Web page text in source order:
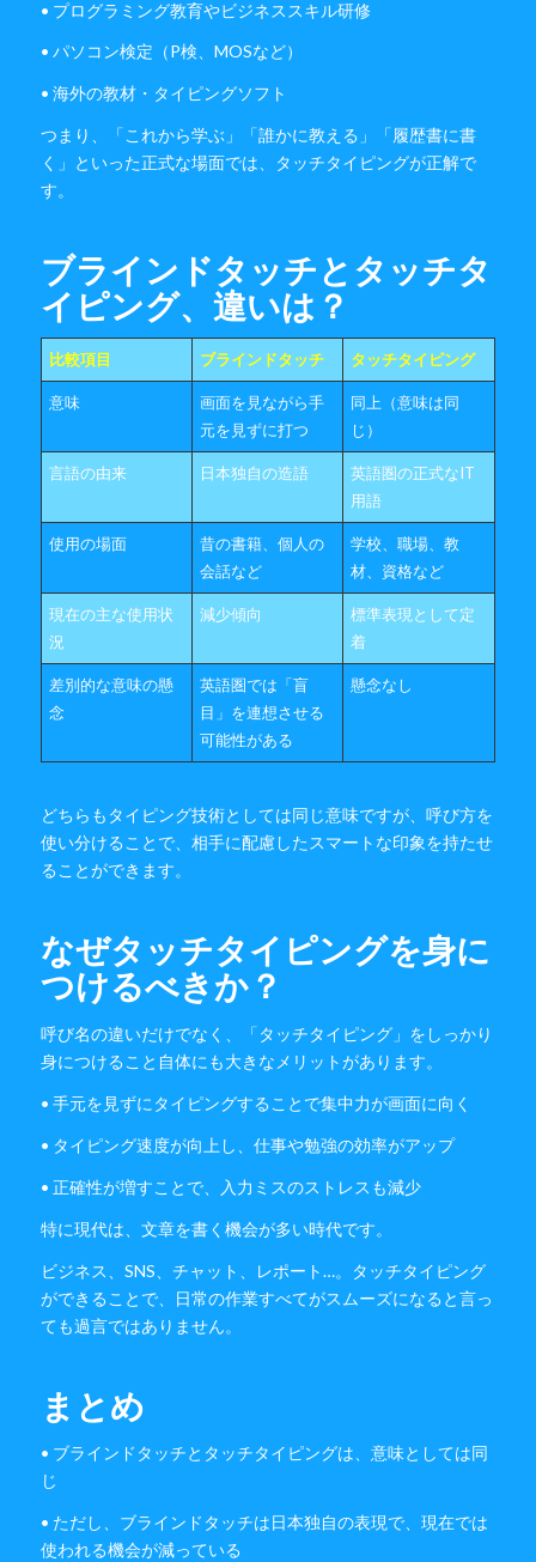
• プログラミング教育やビジネススキル研修
• パソコン検定（P検、MOSなど）
• 海外の教材・タイピングソフト
つまり、「これから学ぶ」「誰かに教える」「履歴書に書
く」といった正式な場面では、タッチタイピングが正解で
す。
ブラインドタッチとタッチタ
イピング、違いは？
比較項目 ブラインドタッチ タッチタイピング
意味
画面を見ながら手
元を見ずに打つ
同上（意味は同
じ）
言語の由来 日本独自の造語
英語圏の正式なIT
用語
使用の場面
昔の書籍、個人の
会話など
学校、職場、教
材、資格など
現在の主な使用状
況
減少傾向
標準表現として定
着
差別的な意味の懸
念
英語圏では「盲
目」を連想させる
可能性がある
懸念なし
どちらもタイピング技術としては同じ意味ですが、呼び方を
使い分けることで、相手に配慮したスマートな印象を持たせ
ることができます。
なぜタッチタイピングを身に
つけるべきか？
呼び名の違いだけでなく、「タッチタイピング」をしっかり
身につけること自体にも大きなメリットがあります。
• 手元を見ずにタイピングすることで集中力が画面に向く
• タイピング速度が向上し、仕事や勉強の効率がアップ
• 正確性が増すことで、入力ミスのストレスも減少
特に現代は、文章を書く機会が多い時代です。
ビジネス、SNS、チャット、レポート…。タッチタイピング
ができることで、日常の作業すべてがスムーズになると言っ
ても過言ではありません。
まとめ
• ブラインドタッチとタッチタイピングは、意味としては同
じ
• ただし、ブラインドタッチは日本独自の表現で、現在では
使われる機会が減っている